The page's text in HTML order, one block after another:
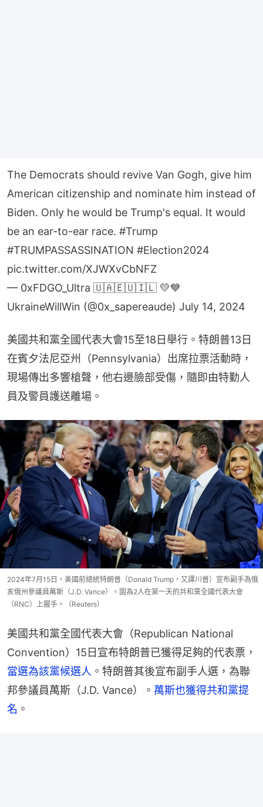
The Democrats should revive Van Gogh, give him
American citizenship and nominate him instead of
Biden. Only he would be Trump's equal. It would
be an ear-to-ear race. #Trump
#TRUMPASSASSINATION #Election2024
pic.twitter.com/XJWXvCbNFZ
— 0xFDGO_Ultra 🇺🇦🇪🇺🇮🇱 💛💙
UkraineWillWin (@0x_sapereaude) July 14, 2024
美國共和黨全國代表大會15至18日舉行。特朗普13日
在賓夕法尼亞州（Pennsylvania）出席拉票活動時，
現場傳出多響槍聲，他右邊臉部受傷，隨即由特勤人
員及警員護送離場。
2024年7月15日，美國前總統特朗普（Donald Trump，又譯川普）宣布副手為俄
亥俄州參議員萬斯（J.D. Vance）。圖為2人在第一天的共和黨全國代表大會
（RNC）上握手。（Reuters）
美國共和黨全國代表大會（Republican National
Convention）15日宣布特朗普已獲得足夠的代表票，
當選為該黨候選人 。特朗普其後宣布副手人選，為聯
邦參議員萬斯（J.D. Vance）。 萬斯也獲得共和黨提
名 。